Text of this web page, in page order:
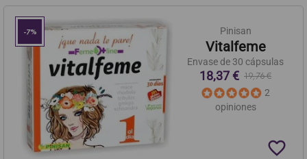
-7% Pinisan
Vitalfeme
Envase de 30 cápsulas
18,37 € 19,76 €
2
opiniones
favorite_border